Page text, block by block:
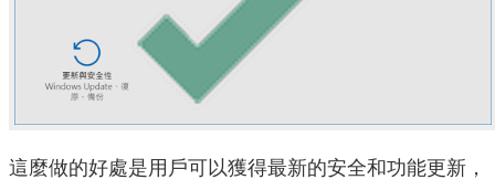
這麼做的好處是用戶可以獲得最新的安全和功能更新，